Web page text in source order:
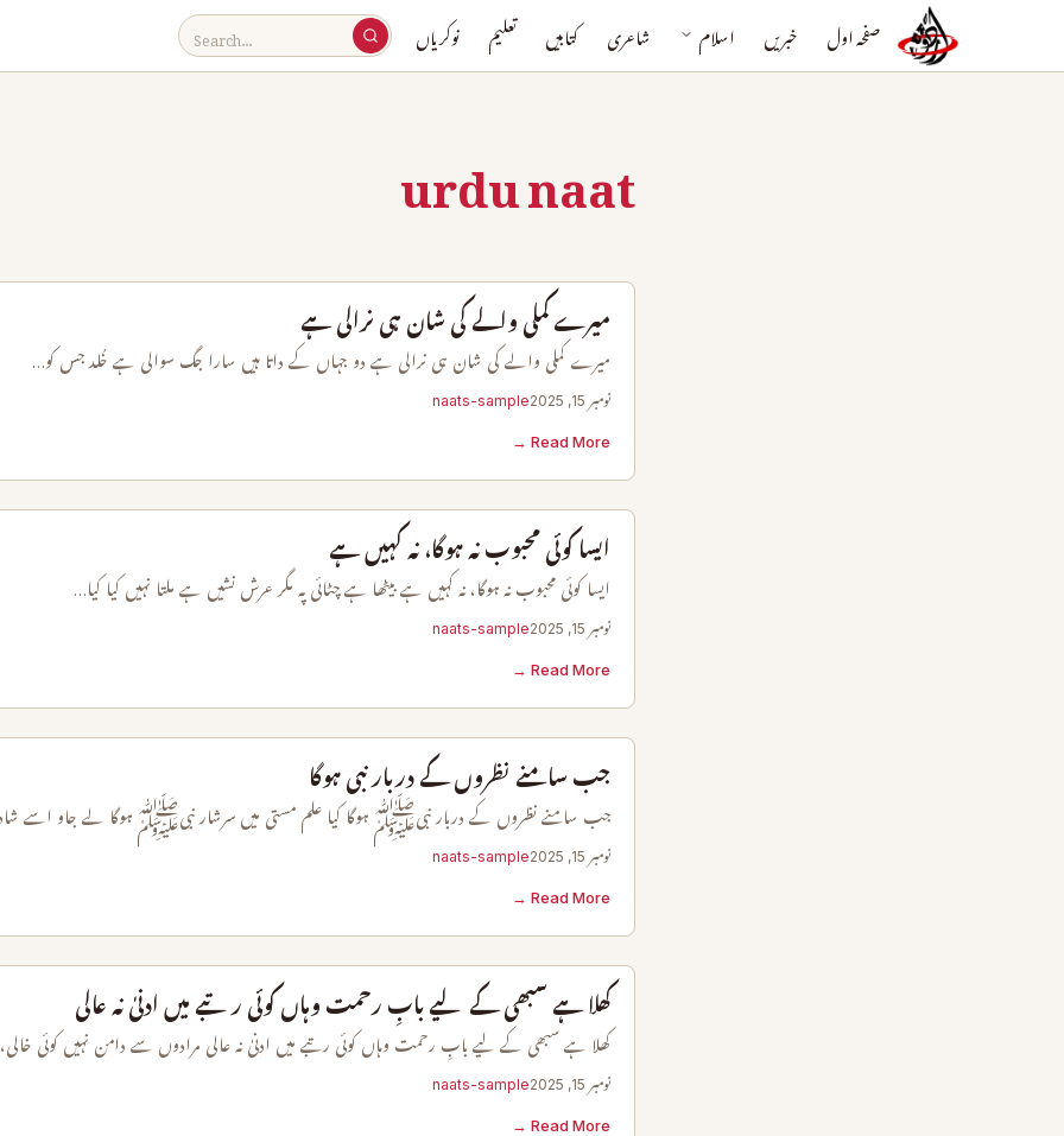
صفحہ اول خبریں اسلام شاعری کتابیں تعلیم نوکریاں
urdu naat
میرے کملی والے کی شان ہی نرالی ہے
میرے کملی والے کی شان ہی نرالی ہے دو جہاں کے داتا ہیں سارا جگ سوالی ہے خُلد جس کو…
نومبر 15, 2025 naats-sample
Read More →
ایسا کوئی محبوب نہ ہوگا، نہ کہیں ہے
ایسا کوئی محبوب نہ ہوگا، نہ کہیں ہے بیٹھا ہے چٹائی پہ مگر عرش نشیں ہے ملتا نہیں کیا کیا…
نومبر 15, 2025 naats-sample
Read More →
جب سامنے نظروں کے دربار نبی ہوگا
جب سامنے نظروں کے دربار نبیﷺ ہوگا کیا علم مستی میں سرشار نبیﷺ ہوگا لے جاو اسے
نومبر 15, 2025 naats-sample
Read More →
کھلا ہے سبھی کے لیے بابِ رحمت وہاں کوئی رتبے میں ادنیٰ نہ عالی
کھلا ہے سبھی کے لیے بابِ رحمت وہاں کوئی رتبے میں ادنیٰ نہ عالی مرادوں سے دامن نہیں کوئی
نومبر 15, 2025 naats-sample
Read More →